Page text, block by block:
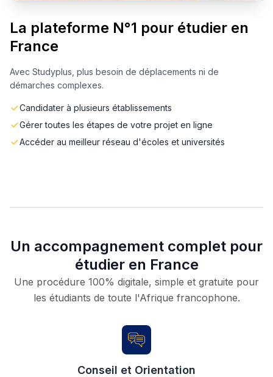
La plateforme N°1 pour étudier en
France
Avec Studyplus, plus besoin de déplacements ni de
démarches complexes.
Candidater à plusieurs établissements
Gérer toutes les étapes de votre projet en ligne
Accéder au meilleur réseau d'écoles et universités
Un accompagnement complet pour
étudier en France
Une procédure 100% digitale, simple et gratuite pour
les étudiants de toute l'Afrique francophone.
Conseil et Orientation